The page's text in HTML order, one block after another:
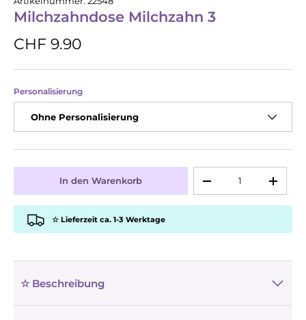
Milchzahndose Milchzahn 3
CHF 9.90
Personalisierung
Ohne Personalisierung
-
+
In den Warenkorb
☆ Lieferzeit ca. 1-3 Werktage
☆ Beschreibung